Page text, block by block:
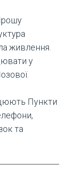
живлення.
у
Пункти
та